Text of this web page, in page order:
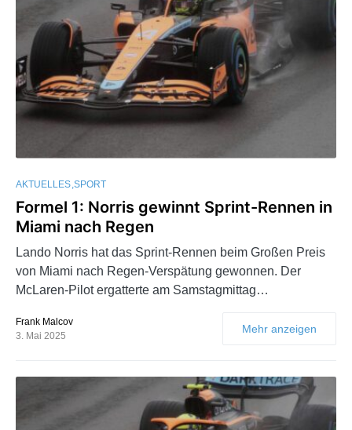
AKTUELLES SPORT
Formel 1: Norris gewinnt Sprint-Rennen in
Miami nach Regen
Lando Norris hat das Sprint-Rennen beim Großen Preis
von Miami nach Regen-Verspätung gewonnen. Der
McLaren-Pilot ergatterte am Samstagmittag…
Frank Malcov
3. Mai 2025
Mehr anzeigen